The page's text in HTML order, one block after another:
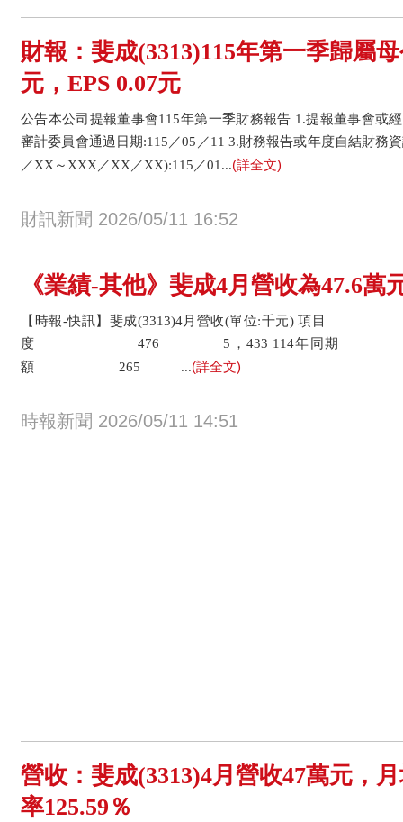
財報：斐成(3313)115年第一季歸屬
元，EPS 0.07元
公告本公司提報董事會115年第一季財務報告 1.提報董事會或
審計委員會通過日期:115／05／11 3.財務報告或年度自結財務
／XX～XXX／XX／XX):115／01...(詳全文)
財訊新聞 2026/05/11 16:52
《業績-其他》斐成4月營收為47.6萬
【時報-快訊】斐成(3313)4月營收(單位:千元) 項
度 476 5，433 114年同期
額 265 ...(詳全文)
時報新聞 2026/05/11 14:51
營收：斐成(3313)4月營收47萬元，
率125.59％